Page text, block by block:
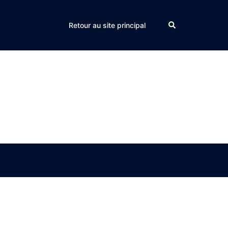
Retour au site principal Search